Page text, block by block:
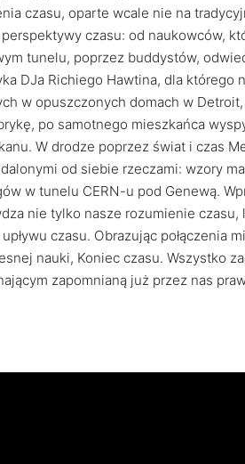
czasu, oparte wcale nie na
czasu: od naukowców,
tunelu, poprzez buddystów,
DJa Richiego Hawtina, dla którego
w opuszczonych domach w
po samotnego mieszkańca
W drodze poprzez świat i czas
od siebie rzeczami: wzory
w tunelu CERN-u pod Genewą.
nie tylko nasze rozumienie czasu,
czasu. Obrazując połączenia
nauki, Koniec czasu. Wszystko
zapomnianą już przez nas